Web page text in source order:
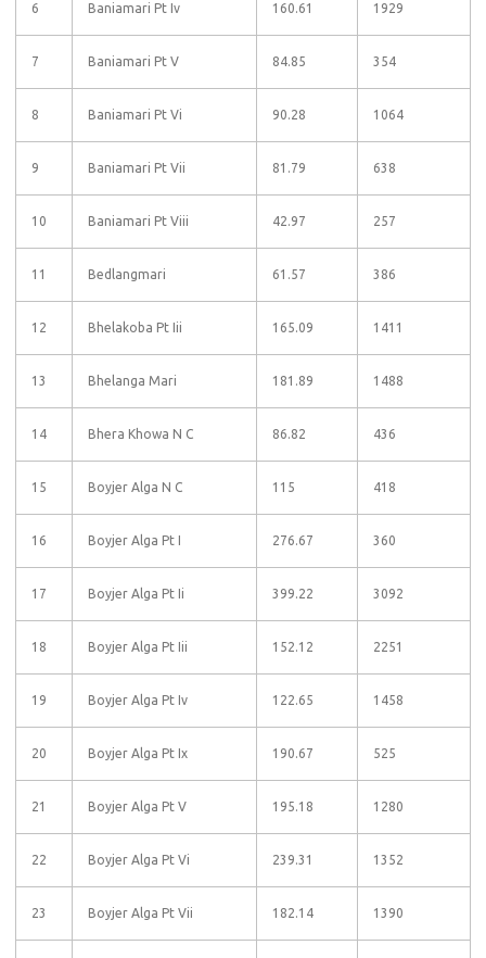
6 Baniamari Pt Iv 160.61 1929
7 Baniamari Pt V 84.85 354
8 Baniamari Pt Vi 90.28 1064
9 Baniamari Pt Vii 81.79 638
10 Baniamari Pt Viii 42.97 257
11 Bedlangmari 61.57 386
12 Bhelakoba Pt Iii 165.09 1411
13 Bhelanga Mari 181.89 1488
14 Bhera Khowa N C 86.82 436
15 Boyjer Alga N C 115 418
16 Boyjer Alga Pt I 276.67 360
17 Boyjer Alga Pt Ii 399.22 3092
18 Boyjer Alga Pt Iii 152.12 2251
19 Boyjer Alga Pt Iv 122.65 1458
20 Boyjer Alga Pt Ix 190.67 525
21 Boyjer Alga Pt V 195.18 1280
22 Boyjer Alga Pt Vi 239.31 1352
23 Boyjer Alga Pt Vii 182.14 1390